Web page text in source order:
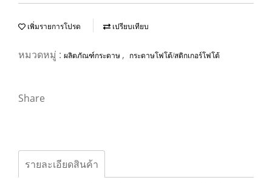
เพิ่มรายการโปรด เปรียบเทียบ
หมวดหมู่ : ผลิตภัณฑ์กระดาษ , กระดาษโฟโต้/สติกเกอร์โฟโต้
Share
รายละเอียดสินค้า